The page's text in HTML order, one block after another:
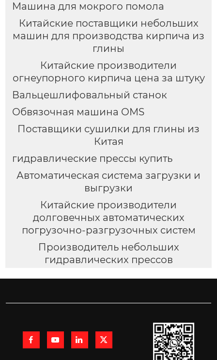
Машина для мокрого помола
Китайские поставщики небольших
машин для производства кирпича из
глины
Китайские производители
огнеупорного кирпича цена за штуку
Вальцешлифовальный станок
Обвязочная машина OMS
Поставщики сушилки для глины из
Китая
гидравлические прессы купить
Автоматическая система загрузки и
выгрузки
Китайские производители
долговечных автоматических
погрузочно-разгрузочных систем
Производитель небольших
гидравлических прессов
   